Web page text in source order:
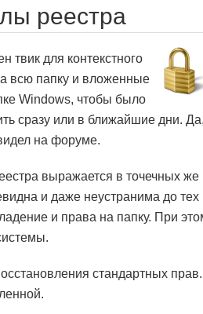
реестра
твик для контекстного
всю папку и вложенные
Windows, чтобы было
сразу или в ближайшие дни.
на форуме.
выражается в точечных же
и даже неустранима до тех
и права на папку. При
стандартных прав.